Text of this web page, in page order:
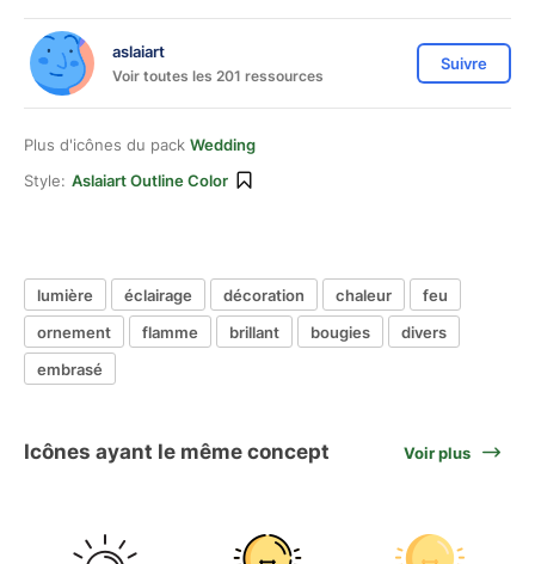
aslaiart
Voir toutes les 201 ressources
Suivre
Plus d'icônes du pack Wedding
Style: Aslaiart Outline Color
lumière éclairage décoration chaleur
feu
ornement
flamme brillant bougies
divers
embrasé
Icônes ayant le même concept Voir plus